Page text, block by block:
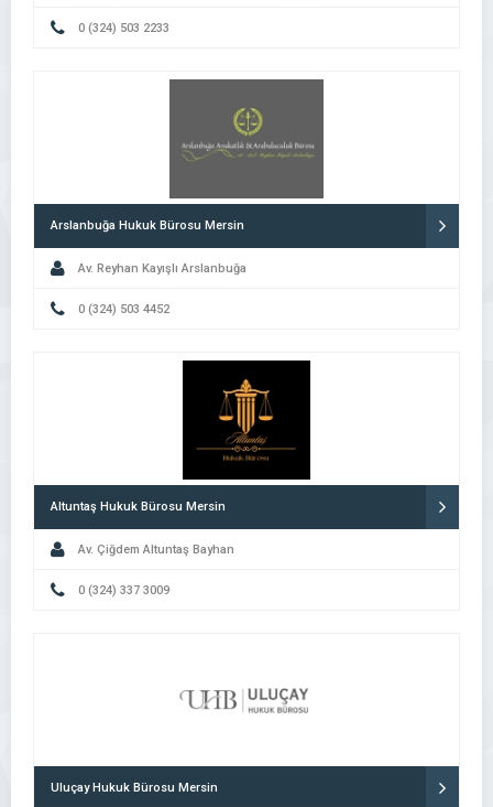
0 (324) 503 2233
Arslanbuğa Hukuk Bürosu Mersin
Av. Reyhan Kayışlı Arslanbuğa
0 (324) 503 4452
Altuntaş Hukuk Bürosu Mersin
Av. Çiğdem Altuntaş Bayhan
0 (324) 337 3009
Uluçay Hukuk Bürosu Mersin